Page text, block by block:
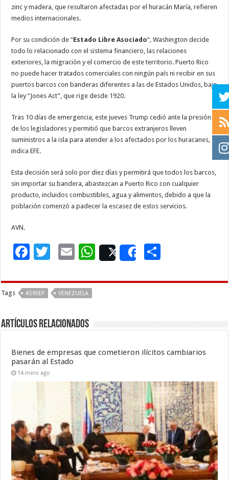
zinc y madera, que resultaron afectadas por el huracán María, refieren
medios internacionales.
Por su condición de “Estado Libre Asociado“, Washington decide
todo lo relacionado con el sistema financiero, las relaciones
exteriores, la migración y el comercio de este territorio. Puerto Rico
no puede hacer tratados comerciales con ningún país ni recibir en sus
puertos barcos con banderas diferentes a las de Estados Unidos, bajo
la ley “Jones Act”, que rige desde 1920.
Tras 10 días de emergencia, este jueves Trump cedió ante la presión
de los legisladores y permitió que barcos extranjeros lleven
suministros a la isla para atender a los afectados por los huracanes,
indica EFE.
Esta decisión será solo por diez días y permitirá que todos los barcos
sin importar su bandera, abastezcan aPuerto Rico con cualquier
producto, incluidos combustibles, agua y alimentos, debido a que la
población comenzó a padecer la escasez de estos servicios.
AVN.
F
e
b
o
o
k
T
tt
er
E
ai
l
W
at
p
p
Post Share
m
ar
ti
r
Tags #29SEP VENEZUELA
Artículos Relacionados
Bienes de empresas que cometieron ilícitos cambiarios
pasarán al Estado
14 mins ago